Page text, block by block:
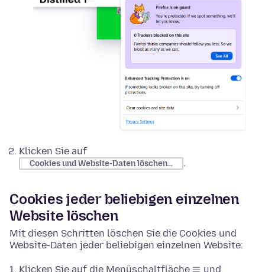
Klicken Sie auf
Cookies und Website-Daten löschen… .
Cookies jeder beliebigen einzelnen
Website löschen
Mit diesen Schritten löschen Sie die Cookies und
Website-Daten jeder beliebigen einzelnen Website:
Klicken Sie auf die Menüschaltfläche
und